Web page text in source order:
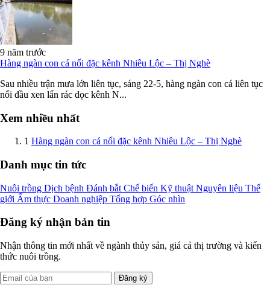
9 năm trước
Hàng ngàn con cá nổi đặc kênh Nhiêu Lộc – Thị Nghè
Sau nhiều trận mưa lớn liên tục, sáng 22-5, hàng ngàn con cá liên tục
nổi đầu xen lẩn rác dọc kênh N...
Xem nhiều nhất
1 Hàng ngàn con cá nổi đặc kênh Nhiêu Lộc – Thị Nghè
Danh mục tin tức
Nuôi trồng Dịch bệnh Đánh bắt Chế biến Kỹ thuật Nguyên liệu Thế
giới Ẩm thực Doanh nghiệp Tổng hợp Góc nhìn
Đăng ký nhận bản tin
Nhận thông tin mới nhất về ngành thủy sản, giá cả thị trường và kiến
thức nuôi trồng.
Đăng ký